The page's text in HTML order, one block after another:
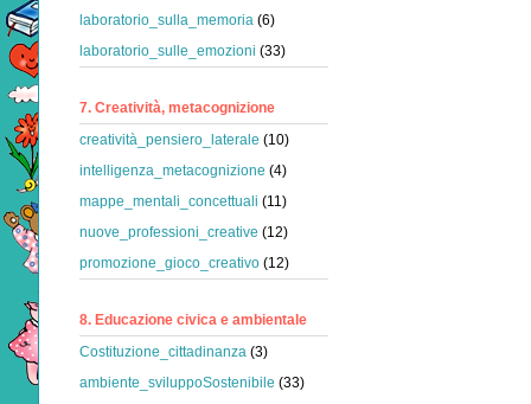
laboratorio_sulla_memoria (6)
laboratorio_sulle_emozioni (33)
7. Creatività, metacognizione
creatività_pensiero_laterale (10)
intelligenza_metacognizione (4)
mappe_mentali_concettuali (11)
nuove_professioni_creative (12)
promozione_gioco_creativo (12)
8. Educazione civica e ambientale
Costituzione_cittadinanza (3)
ambiente_sviluppoSostenibile (33)